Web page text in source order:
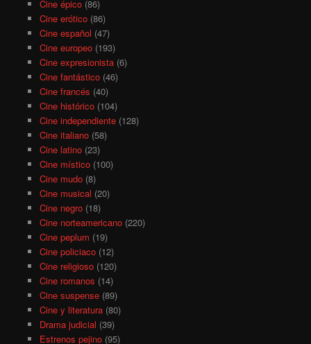
Cine épico(86)
Cine erótico(86)
Cine español (47)
Cine europeo(193)
Cine expresionista(6)
Cine fantástico(46)
Cine francés (40)
Cine histórico(104)
Cine independiente(128)
Cine italiano(58)
Cine latino(23)
Cine místico(100)
Cine mudo(8)
Cine musical (20)
Cine negro(18)
Cine norteamericano(220)
Cine peplum (19)
Cine policiaco(12)
Cine religioso(120)
Cine romanos (14)
Cine suspense(89)
Cine y literatura(80)
Drama judicial (39)
Estrenos pejino(95)